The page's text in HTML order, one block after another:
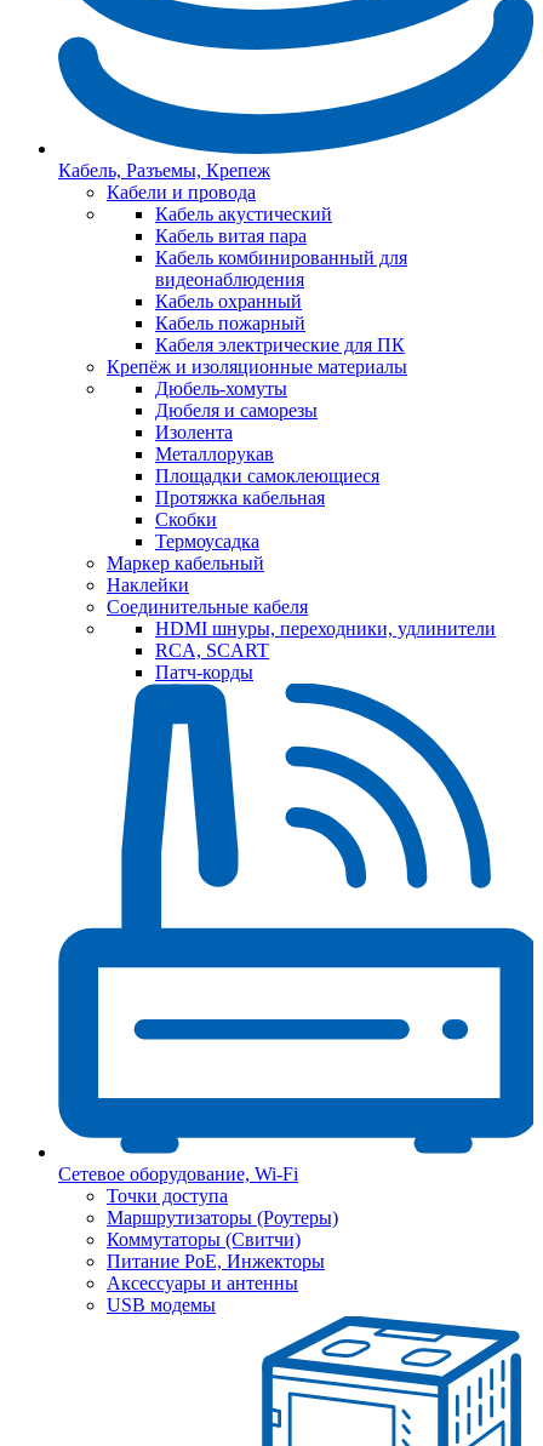
Кабель, Разъемы, Крепеж
Кабели и провода
Кабель акустический
Кабель витая пара
Кабель комбинированный для
видеонаблюдения
Кабель охранный
Кабель пожарный
Кабеля электрические для ПК
Крепёж и изоляционные материалы
Дюбель-хомуты
Дюбеля и саморезы
Изолента
Металлорукав
Площадки самоклеющиеся
Протяжка кабельная
Скобки
Термоусадка
Маркер кабельный
Наклейки
Соединительные кабеля
HDMI шнуры, переходники, удлинители
RCA, SCART
Патч-корды
Сетевое оборудование, Wi-Fi
Точки доступа
Маршрутизаторы (Роутеры)
Коммутаторы (Свитчи)
Питание PoE, Инжекторы
Аксессуары и антенны
USB модемы